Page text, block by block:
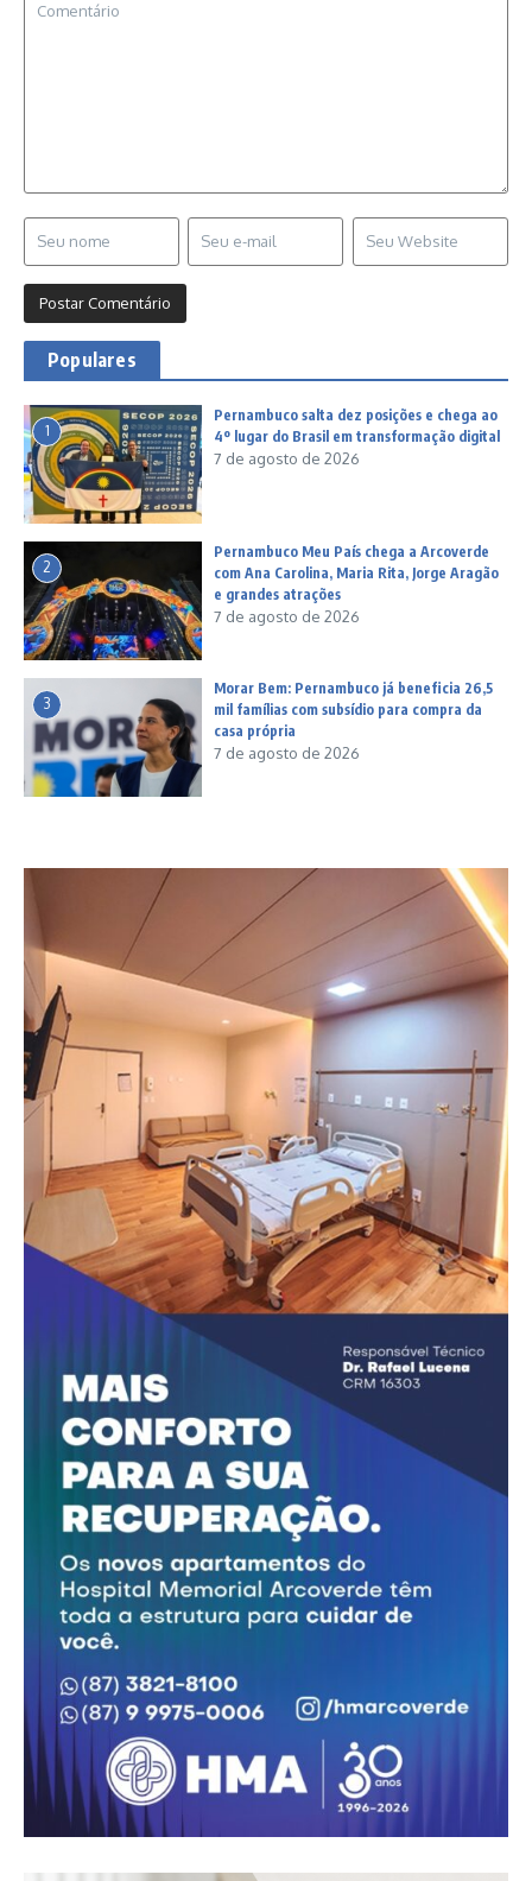
Populares
1
Pernambuco salta dez posições e chega ao
4º lugar do Brasil em transformação digital
7 de agosto de 2026
2
Pernambuco Meu País chega a Arcoverde
com Ana Carolina, Maria Rita, Jorge Aragão
e grandes atrações
7 de agosto de 2026
3
Morar Bem: Pernambuco já beneficia 26,5
mil famílias com subsídio para compra da
casa própria
7 de agosto de 2026